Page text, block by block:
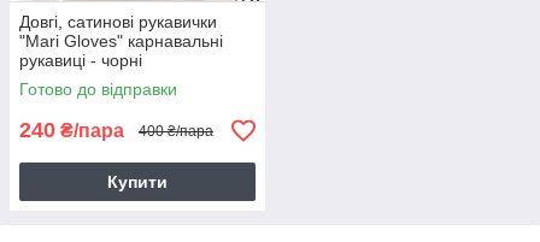
Довгі, сатинові рукавички
"Mari Gloves" карнавальні
рукавиці - чорні
Готово до відправки
240 ₴/пара 400 ₴/пара
Купити